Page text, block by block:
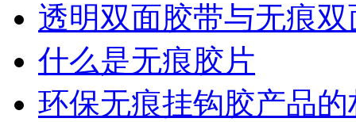
透明双面胶带与无痕
什么是无痕胶片
环保无痕挂钩胶产品